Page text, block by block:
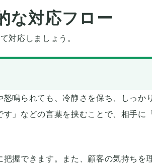
な対応フロー
対応しましょう。
鳴られても、冷静さを保ち、しっか
」などの言葉を挟むことで、相手に
握できます。また、顧客の気持ちを